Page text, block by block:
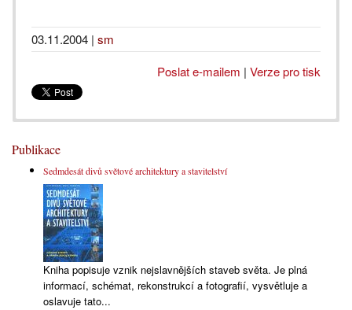
03.11.2004 | sm
Poslat e-mailem | Verze pro tisk
Publikace
Sedmdesát divů světové architektury a stavitelství
Kniha popisuje vznik nejslavnějších staveb světa. Je plná
informací, schémat, rekonstrukcí a fotografií, vysvětluje a
oslavuje tato...